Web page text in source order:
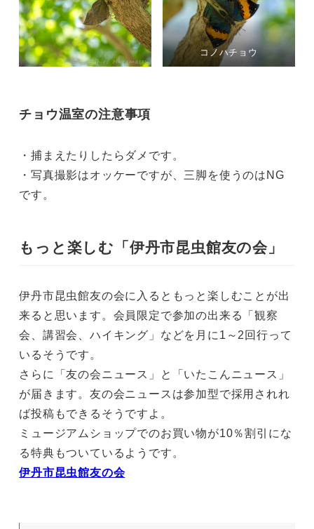
コノハチョウ
チョウ温室の注意事項
・捕まえたりしたらダメです。
・写真撮影はオッケーですが、三脚を使うのはNG
です。
もっと楽しむ「伊丹市昆虫館友の会」
伊丹市昆虫館友の会に入るともっと楽しむことが出
来ると思います。会員限定で参加の出来る「観察
会、講習会、ハイキング」などを月に1～2回行って
いるそうです。
さらに「友の会ニュース」と「いたこんニュース」
が届きます。友の会ニュースは参加型で採用されれ
ば投稿もできるそうですよ。
ミュージアムショップでのお買い物が10％割引にな
る特典もついているようです。
伊丹市昆虫館友の会